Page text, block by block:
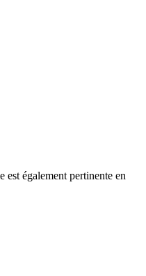
est également pertinente en